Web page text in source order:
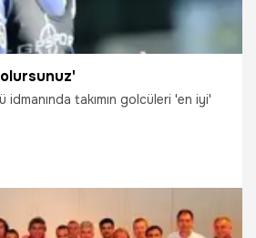
takımın golcüleri 'en iyi'